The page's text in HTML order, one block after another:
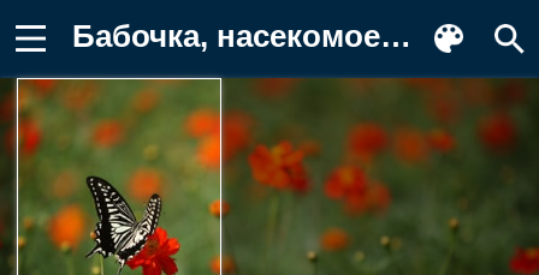
Бабочка, насекомое, черно-белый Обои на телефон